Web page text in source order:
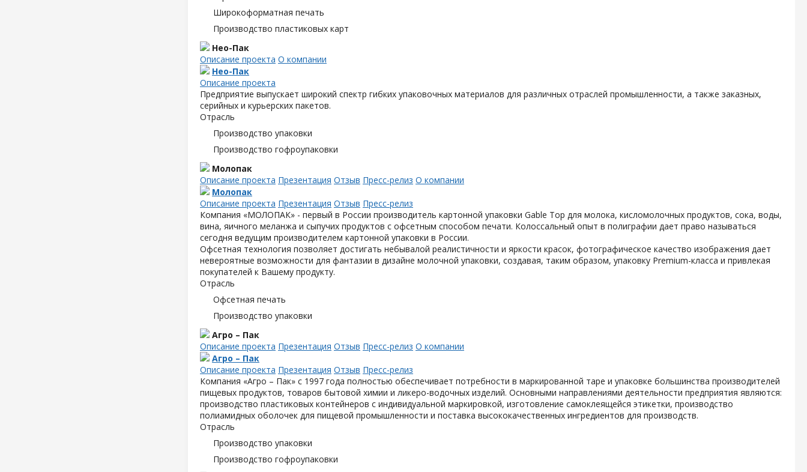
Широкоформатная печать
Производство пластиковых карт
Нео-Пак
Описание проекта О компании
Нео-Пак
Описание проекта
Предприятие выпускает широкий спектр гибких упаковочных материалов для различных отраслей промышленности, а также заказных,
серийных и курьерских пакетов.
Отрасль
Производство упаковки
Производство гофроупаковки
Молопак
Описание проекта Презентация Отзыв Пресс-релиз О компании
Молопак
Описание проекта Презентация Отзыв Пресс-релиз
Компания «МОЛОПАК» - первый в России производитель картонной упаковки Gable Top для молока, кисломолочных продуктов, сока, воды,
вина, яичного меланжа и сыпучих продуктов с офсетным способом печати. Колоссальный опыт в полиграфии дает право называться
сегодня ведущим производителем картонной упаковки в России.
Офсетная технология позволяет достигать небывалой реалистичности и яркости красок, фотографическое качество изображения дает
невероятные возможности для фантазии в дизайне молочной упаковки, создавая, таким образом, упаковку Premium-класса и привлекая
покупателей к Вашему продукту.
Отрасль
Офсетная печать
Производство упаковки
Агро – Пак
Описание проекта Презентация Отзыв Пресс-релиз О компании
Агро – Пак
Описание проекта Презентация Отзыв Пресс-релиз
Компания «Агро – Пак» с 1997 года полностью обеспечивает потребности в маркированной таре и упаковке большинства производителей
пищевых продуктов, товаров бытовой химии и ликеро-водочных изделий. Основными направлениями деятельности предприятия являются:
производство пластиковых контейнеров с индивидуальной маркировкой, изготовление самоклеящейся этикетки, производство
полиамидных оболочек для пищевой промышленности и поставка высококачественных ингредиентов для производств.
Отрасль
Производство упаковки
Производство гофроупаковки